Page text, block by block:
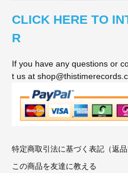
CLICK HERE TO
R
If you have any questions or
t us at
特定商取引法に基づく表記（返品
この商品を友達に教える